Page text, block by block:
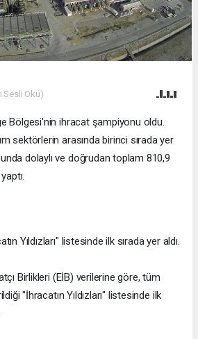
Sesli Oku)
Bölgesi'nin ihracat şampiyonu oldu.
sektörlerin arasında birinci sırada yer
dolaylı ve doğrudan toplam 810,9
Yıldızları" listesinde ilk sırada yer aldı.
Birlikleri (EİB) verilerine göre, tüm
"İhracatın Yıldızları" listesinde ilk